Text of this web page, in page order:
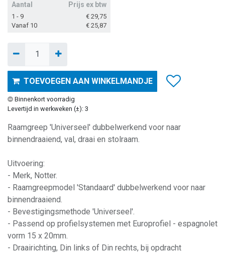
Aantal Prijs ex btw
1 - 9 € 29,75
Vanaf 10
€ 25,87
TOEVOEGEN AAN WINKELMANDJE
Binnenkort voorradig
Levertijd in werkweken (±): 3
Raamgreep 'Universeel' dubbelwerkend voor naar
binnendraaiend, val, draai en stolraam.
Uitvoering:
- Merk, Notter.
- Raamgreepmodel 'Standaard' dubbelwerkend voor naar
binnendraaiend.
- Bevestigingsmethode 'Universeel'.
- Passend op profielsystemen met Europrofiel - espagnolet
vorm 15 x 20mm.
- Draairichting, Din links of Din rechts, bij opdracht